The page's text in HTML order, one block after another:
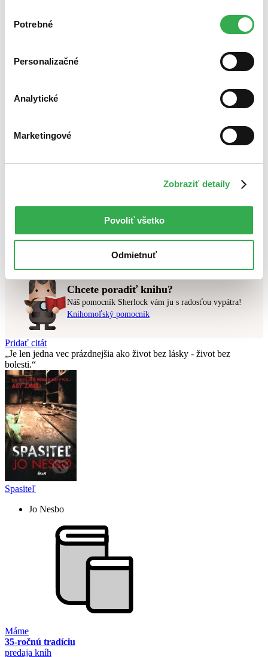
nám pomohlo, keby sme mohli používať všetky tieto
súhlasu
Potrebné
Personalizačné
Analytické
Marketingové
Zobraziť detaily
Povoliť všetko
Odmietnuť
Zoradiť
Top hodnotené
Novinky
Najlacnejšie
Použité filtre
Nebol nájdenýžiadny titulvyhovujúci zadaným podmienkam.
Skúste prosím zmeniť vyhľadávaný výraz.
Chcete poradiť knihu?
Náš pomocník Sherlock vám ju s radosťou vypátra!
Knihomoľský pomocník
Pridať citát
Je len jedna vec prázdnejšia ako život bez lásky - život bez
bolesti.
Spasiteľ
Jo Nesbo
Máme
35-ročnú tradíciu
predaja kníh